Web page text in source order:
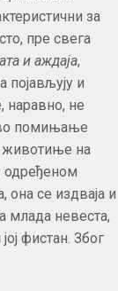
за
пре свега
и аждаја,
појављују и
наравно, не
помињање
животиње на
одређеном
она се издваја и
млада невеста,
фистан. Због